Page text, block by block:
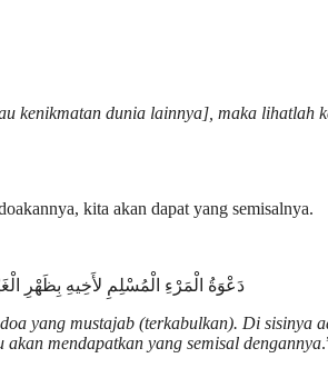
kenikmatan dunia lainnya], maka lihatlah
kita akan dapat yang semisalnya.
دَعْوَةُ الْمَرْءِ الْمُسْلِمِ لأَخِيهِ بِظَهْرِ
yang mustajab (terkabulkan). Di sisinya
mendapatkan yang semisal dengannya